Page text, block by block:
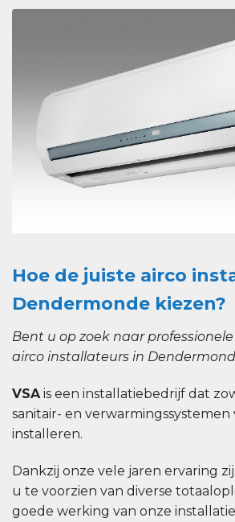
Hoe de juiste airco
Dendermonde kiezen?
Bent u op zoek naar
airco installateurs in
VSAis een installatiebedrijf dat
sanitair- en
installeren.
Dankzij onze vele jaren ervaring
u te voorzien van diverse
goede werking van onze